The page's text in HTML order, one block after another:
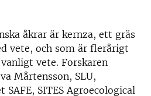
åkrar är kernza, ett gräs
vete, och som är flerårigt
vete. Forskaren
Mårtensson, SLU,
SAFE, SITES Agroecological